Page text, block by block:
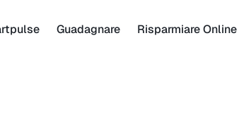
Guadagnare Risparmiare Online